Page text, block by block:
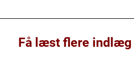
Få læst flere indlæg